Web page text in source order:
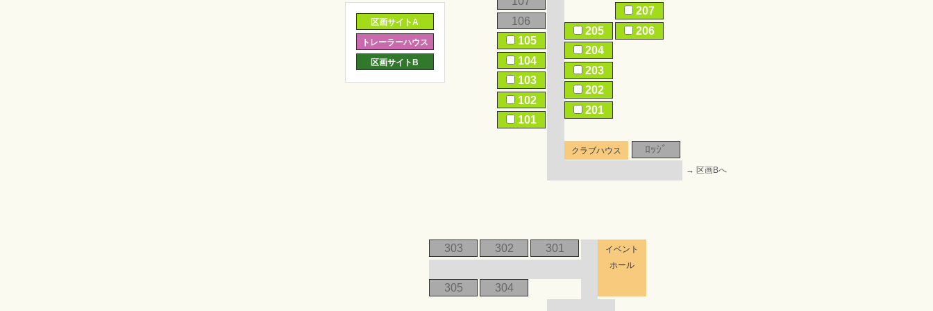
106
204
203
202
201
105
104
103
102
101
207
206
205
ﾛｯｼﾞ
303
305
302
304
301
区画サイトA
トレーラーハウス
区画サイトB
クラブハウス
→ 区画Bへ
イベント
ホール